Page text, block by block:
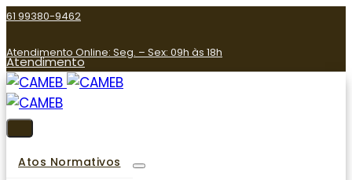
61 99380-9462
Atendimento Online: Seg. – Sex: 09h às 18h
Atendimento
Atos Normativos